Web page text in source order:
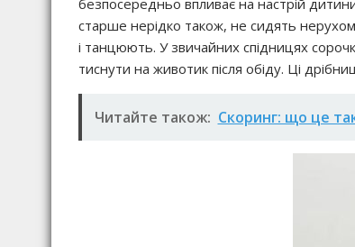
безпосередньо впливає на настрій
старше нерідко також, не сидять
і танцюють. У звичайних спідницях
тиснути на животик після обіду. Ці
Читайте також: Скоринг: що це